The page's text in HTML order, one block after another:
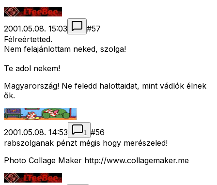
2001.05.08. 15:03 #57
Félreértetted.
Nem felajánlottam neked, szolga!
Te adol nekem!
Magyarország! Ne feledd halottaidat, mint vádlók élnek
ők.
2001.05.08. 14:53 1 #56
rabszolganak pénzt mégis hogy merészeled!
Photo Collage Maker http://www.collagemaker.me